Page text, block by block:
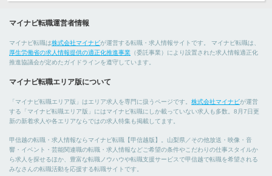
マイナビ転職運営者情報
マイナビ転職は株式会社マイナビが運営する転職・求人情報サイトです。 マイナビ転職は、
厚生労働省の求人情報提供の適正化推進事業 （委託事業）により設置された求人情報適正化
推進協議会が定めたガイドラインを遵守しています。
マイナビ転職エリア版について
「マイナビ転職エリア版」はエリア求人を専門に扱うページです。 株式会社マイナビが運営
する「マイナビ転職エリア版」にはマイナビ転職にしか載っていない求人も多数。8月7日更
新の新着求人や各エリアならではの求人特集も掲載してます。
甲信越の転職・求人情報ならマイナビ転職【甲信越版】。山梨県／その他放送・映像・音
響・イベント・芸能関連職の転職・求人情報などご希望の条件やこだわりの仕事スタイルか
ら求人を探せるほか、豊富な転職ノウハウや転職支援サービスで甲信越で転職を希望される
みなさんの転職活動を応援する転職サイトです。